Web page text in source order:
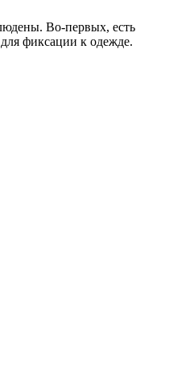
Во-первых, есть
фиксации к одежде.